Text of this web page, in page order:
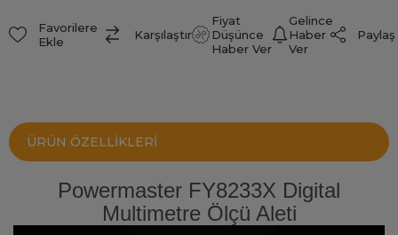
Favorilere
Ekle
Karşılaştır
Fiyat
Düşünce
Haber Ver
Gelince
Haber
Ver
Paylaş
ÜRÜN ÖZELLIKLERI
Powermaster FY8233X Digital
Multimetre Ölçü Aleti